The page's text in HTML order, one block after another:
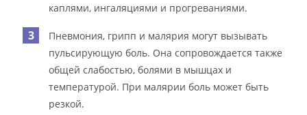
каплями, ингаляциями и прогреваниями.
Пневмония, грипп и малярия могут вызывать
пульсирующую боль. Она сопровождается также
общей слабостью, болями в мышцах и
температурой. При малярии боль может быть
резкой.